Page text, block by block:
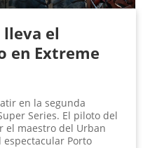
lleva el
en Extreme
en la segunda
Series. El piloto del
el maestro del Urban
Porto